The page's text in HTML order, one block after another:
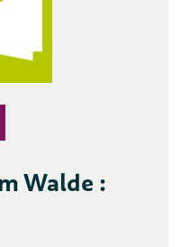
Walde :